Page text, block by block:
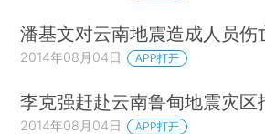
潘基文对云南地震造成人员伤
2014年08月04日 APP打开
李克强赶赴云南鲁甸地震灾区
2014年08月04日 APP打开